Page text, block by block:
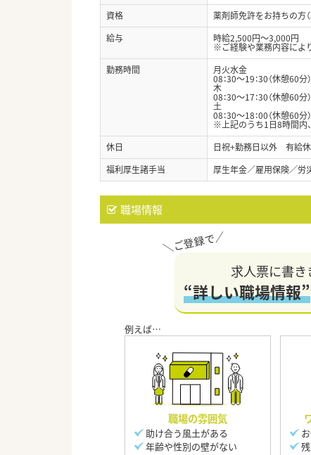
資格
薬剤師免許をお持ちの方
給与
時給2,500円～3,000円
※ご経験や業務内容によ
勤務時間
月火水金
08：30～19：30（休憩60分
木
08：30～17：30（休憩60分
土
08：30～18：00（休憩60分
※上記のうち1日8時間内
休日
日祝+勤務日以外 有給休
福利厚生諸手当
厚生年金／雇用保険／労
職場情報
求人票に書き
“詳しい職場情報”
職場の雰囲気
助け合う風土がある
年齢や性別の壁がない